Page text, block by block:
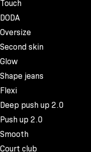
Touch
DODA
Oversize
Second skin
Glow
Shape jeans
Flexi
Deep push up 2.0
Push up 2.0
Smooth
Court club